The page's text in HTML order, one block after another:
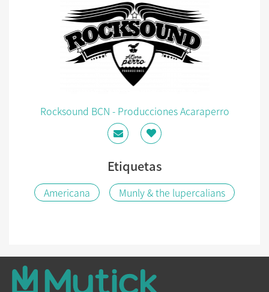
Rocksound BCN - Producciones Acaraperro
Etiquetas
Americana Munly & the lupercalians